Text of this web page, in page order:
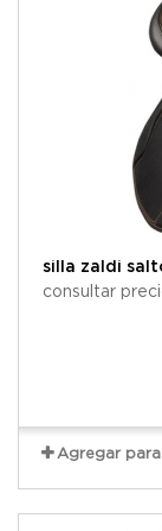
silla zaldi
consultar
Agregar